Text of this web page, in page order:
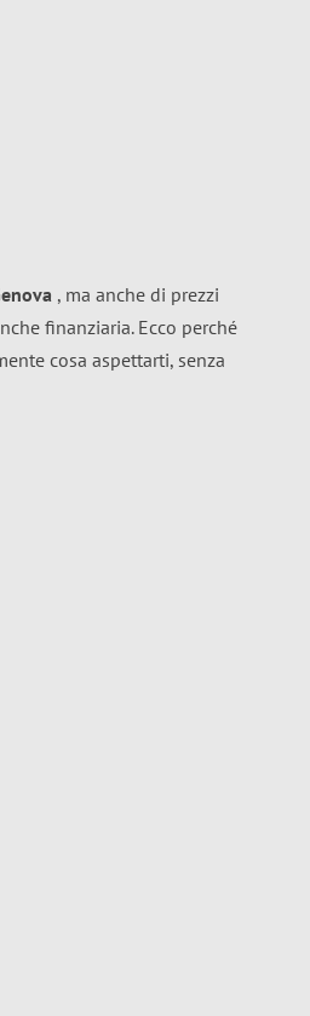
, ma anche di prezzi
finanziaria. Ecco perché
cosa aspettarti, senza